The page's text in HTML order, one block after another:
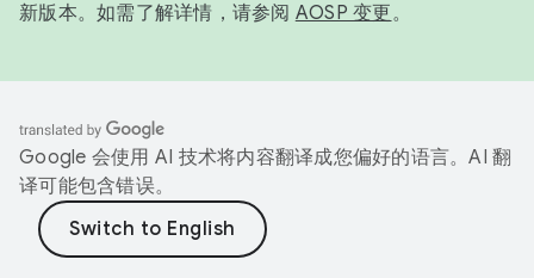
新版本。如需了解详情，请参阅 AOSP 变更。
Google 会使用 AI 技术将内容翻译成您偏好的语言。AI 翻
译可能包含错误。